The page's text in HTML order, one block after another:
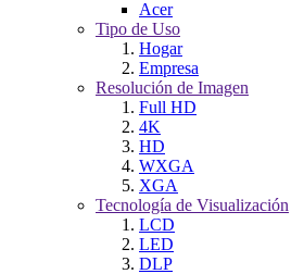
Acer
Tipo de Uso
Hogar
Empresa
Resolución de Imagen
Full HD
4K
HD
WXGA
XGA
Tecnología de Visualización
LCD
LED
DLP